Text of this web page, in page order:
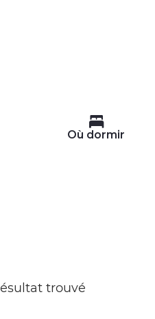
Où dormir
trouvé